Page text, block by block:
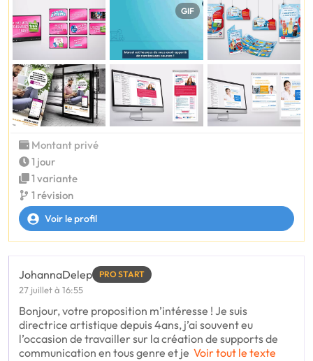
GIF
Montant privé
1 jour
1 variante
1 révision
Voir le profil
JohannaDelep PRO START
27 juillet à 16:55
Bonjour, votre proposition m’intéresse ! Je suis
directrice artistique depuis 4ans, j’ai souvent eu
l’occasion de travailler sur la création de supports de
communication en tous genre et je Voir tout le texte